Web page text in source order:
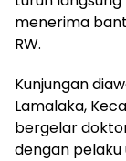
menerima
RW.
Kunjungan
Lamalaka,
bergelar
dengan pelaku